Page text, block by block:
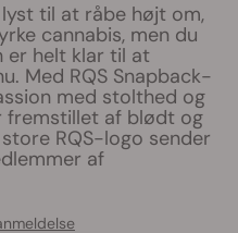
til at råbe højt om,
cannabis, men du
er helt klar til at
Med RQS Snapback-
med stolthed og
fremstillet af blødt og
RQS-logo sender
af